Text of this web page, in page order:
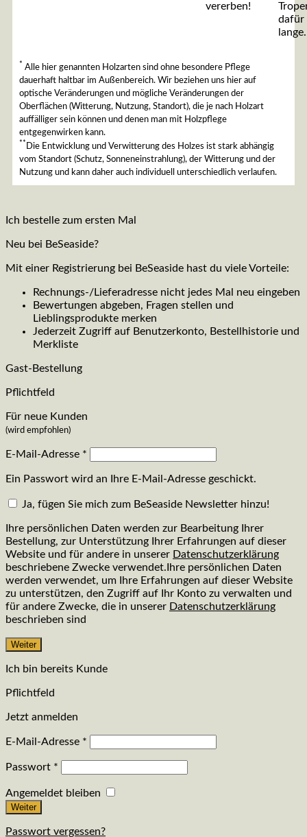
vererben!
dafür
lange.
* Alle hier genannten Holzarten sind ohne besondere Pflege
dauerhaft haltbar im Außenbereich. Wir beziehen uns hier auf
optische Veränderungen und mögliche Veränderungen der
Oberflächen (Witterung, Nutzung, Standort), die je nach Holzart
auffälliger sein können und denen man mit Holzpflege
entgegenwirken kann.
** Die Entwicklung und Verwitterung des Holzes ist stark abhängig
vom Standort (Schutz, Sonneneinstrahlung), der Witterung und der
Nutzung und kann daher auch individuell unterschiedlich verlaufen.
Ich bestelle zum ersten Mal
Neu bei BeSeaside?
Mit einer Registrierung bei BeSeaside hast du viele Vorteile:
Rechnungs-/Lieferadresse nicht jedes Mal neu eingeben
Bewertungen abgeben, Fragen stellen und
Lieblingsprodukte merken
Jederzeit Zugriff auf Benutzerkonto, Bestellhistorie und
Merkliste
Gast-Bestellung
Pflichtfeld
Für neue Kunden
(wird empfohlen)
E-Mail-Adresse *
Ein Passwort wird an Ihre E-Mail-Adresse geschickt.
Ja, fügen Sie mich zum BeSeaside Newsletter hinzu!
Ihre persönlichen Daten werden zur Bearbeitung Ihrer
Bestellung, zur Unterstützung Ihrer Erfahrungen auf dieser
Website und für andere in unserer Datenschutzerklärung
beschriebene Zwecke verwendet.Ihre persönlichen Daten
werden verwendet, um Ihre Erfahrungen auf dieser Website
zu unterstützen, den Zugriff auf Ihr Konto zu verwalten und
für andere Zwecke, die in unserer Datenschutzerklärung
beschrieben sind
Weiter
Ich bin bereits Kunde
Pflichtfeld
Jetzt anmelden
E-Mail-Adresse *
Passwort *
Angemeldet bleiben
Weiter
Passwort vergessen?